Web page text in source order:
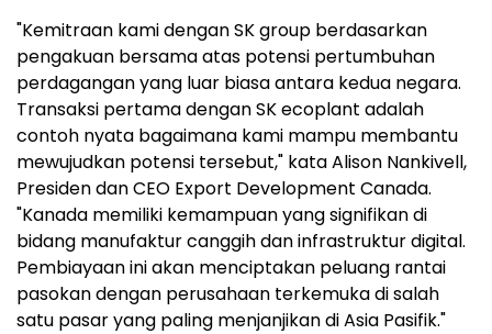
"Kemitraan kami dengan SK group berdasarkan
pengakuan bersama atas potensi pertumbuhan
perdagangan yang luar biasa antara kedua negara.
Transaksi pertama dengan SK ecoplant adalah
contoh nyata bagaimana kami mampu membantu
mewujudkan potensi tersebut," kata Alison Nankivell,
Presiden dan CEO Export Development Canada.
"Kanada memiliki kemampuan yang signifikan di
bidang manufaktur canggih dan infrastruktur digital.
Pembiayaan ini akan menciptakan peluang rantai
pasokan dengan perusahaan terkemuka di salah
satu pasar yang paling menjanjikan di Asia Pasifik."